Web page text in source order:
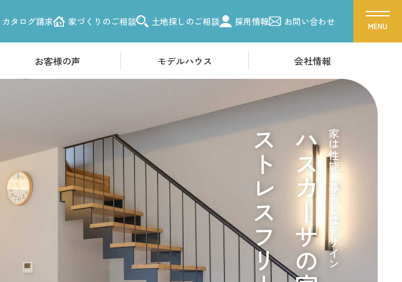
カタログ請求 家づくりのご相談 土地探しのご相談 採用情報 お問い合わせ
お客様の声 モデルハウス 会社情報
モデルハウス
体感すまいパーク 朝霞
体感すまいパーク 越谷
体感すまいパーク 東浦和
体感すまいパーク 柏
体感すまいパーク 船橋
採用情報
各種お問い合わせ
カタログ請求
来場予約
イベント情報
お問い合わせ 家は性能、暮らしはデザイン
ハスカーサの家で